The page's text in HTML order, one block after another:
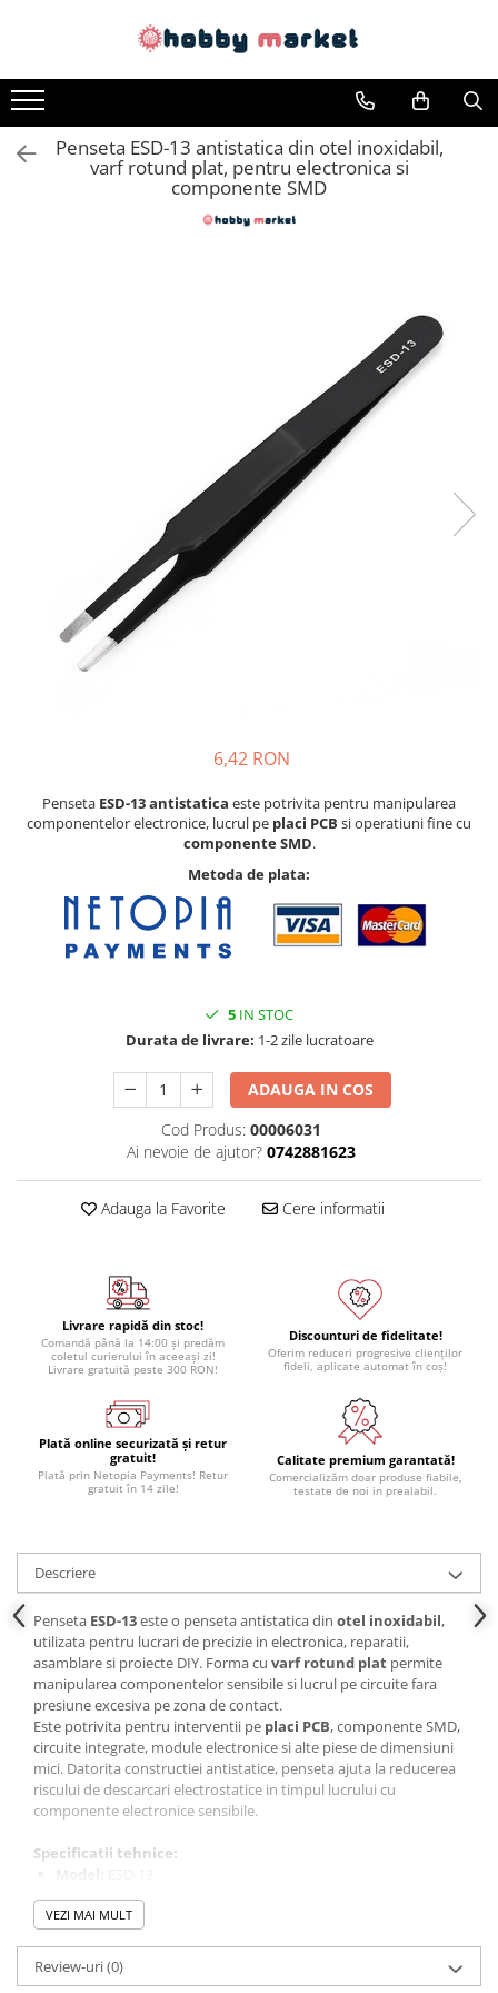
PET-G
Piese electrice si electronice
Extrudere si accesorii
Scule
Acumulatori, BMS si accesorii
BMS
Incarcare, descarcare si afisare
Accesorii baterii si acumulatori
Arduino si ESP32
Module atasabile Arduino
Module Wireless
Senzori Arduino
pentru Arduino
Relee
Termostate
Motoare si variatoare
Motoare
Variatoare turatie motoare
Surse de alimentare
Alimentatoare AC-DC
Convertoare DC-DC
Invertoare DC-AC
Aparate de masura si testare
Lipit si accesorii lipit
Cabluri, conectori si izolatie
Module Peltier, racire si
incalzire
Echipamente si accesorii banc
de lucru
Cabluri si conectori
Cabluri si adaptoare
terminale
Componente electronice
Rezistente si termistori
Penseta ESD-13 antistatica din otel inoxidabil,
varf rotund plat, pentru electronica si
componente SMD
6,42 RON
Penseta ESD-13 antistatica este potrivita pentru manipularea
componentelor electronice, lucrul pe placi PCB si operatiuni fine cu
componente SMD.
Metoda de plata:
5 IN STOC
Durata de livrare: 1-2 zile lucratoare
ADAUGA IN COS
Cod Produs: 00006031
Ai nevoie de ajutor? 0742881623
Adauga la Favorite Cere informatii
Livrare rapidă din stoc!
Comandă până la 14:00 și predăm
coletul curierului în aceeași zi!
Livrare gratuită peste 300 RON!
Discounturi de fidelitate!
Oferim reduceri progresive clienților
fideli, aplicate automat în coș!
Plată online securizată și retur
gratuit!
Plată prin Netopia Payments! Retur
gratuit în 14 zile!
Calitate premium garantată!
Comercializăm doar produse fiabile,
testate de noi in prealabil.
Descriere
Penseta ESD-13este o penseta antistatica din otel inoxidabil,
utilizata pentru lucrari de precizie in electronica, reparatii,
asamblare si proiecte DIY. Forma cu varf rotund plat permite
manipularea componentelor sensibile si lucrul pe circuite fara
presiune excesiva pe zona de contact.
Este potrivita pentru interventii pe placi PCB, componente SMD,
circuite integrate, module electronice si alte piese de dimensiuni
mici. Datorita constructiei antistatice, penseta ajuta la reducerea
riscului de descarcari electrostatice in timpul lucrului cu
componente electronice sensibile.
Specificatii tehnice:
Tip produs:penseta antistatica
Material:otel inoxidabil
Utilizare:
integrate
VEZI MAI MULT
Review-uri(0)